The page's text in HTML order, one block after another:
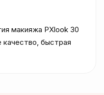
макияжа PXlook 30
качество, быстрая